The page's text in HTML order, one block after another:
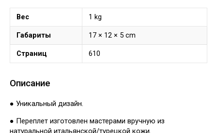
Вес 1 kg
Габариты 17 × 12 × 5 cm
Страниц 610
Описание
● Уникальный дизайн.
● Переплет изготовлен мастерами вручную из
натуральной итальянской/турецкой кожи.